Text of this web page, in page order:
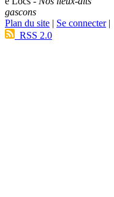
gascons
Plan du site | Se connecter|
RSS 2.0